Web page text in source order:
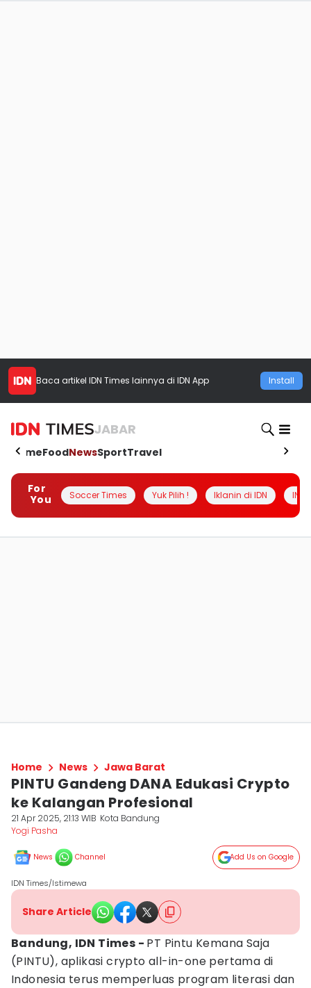
Baca artikel IDN Times lainnya di IDN App Install
JABAR
HomeFoodNewsSportTravel
For
You
Soccer Times Yuk Pilih ! Iklanin di IDN
Home News Jawa Barat
PINTU Gandeng DANA Edukasi Crypto
ke Kalangan Profesional
21 Apr 2025, 21:13 WIB Kota Bandung
Yogi Pasha
News Channel Add Us on Google
IDN Times/Istimewa
Share Article
Bandung, IDN Times - PT Pintu Kemana Saja
(PINTU), aplikasi crypto all-in-one pertama di
Indonesia terus memperluas program literasi dan